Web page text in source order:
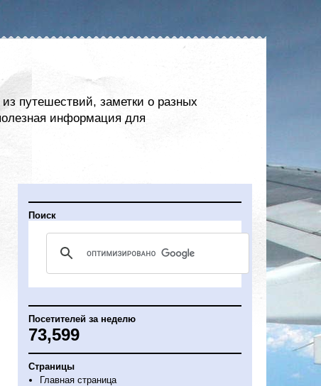
путешествий, заметки о разных
информация для
Поиск
Посетителей за неделю
73,599
Страницы
Главная страница